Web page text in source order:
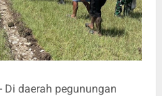
Di daerah pegunungan